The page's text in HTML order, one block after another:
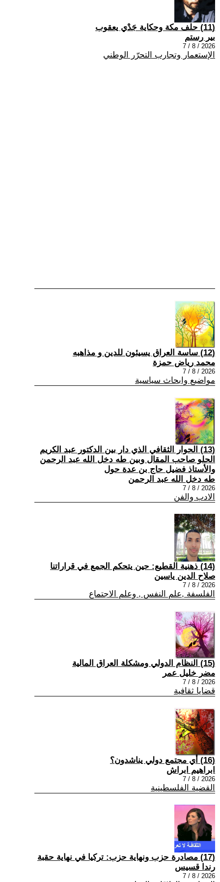
(11) حلف مكة وحكاية جَدْي يعقوب
بير رستم
2026 / 8 / 7
الإستعمار وتجارب التحرّر الوطني
(12) ساسة العراق يسيئون للدين و مذاهبه
محمد رياض حمزة
2026 / 8 / 7
مواضيع وابحاث سياسية
(13) الحوار الثقافي الذي دار بين الدكتور عبد الكريم
الحلو صاحب المقال وبين طه دخل الله عبد الرحمن
والأستاذ فضيل حاج بن عدة حول
طه دخل الله عبد الرحمن
2026 / 8 / 7
الادب والفن
(14) ذهنية القطيع: حين يتحكم الجمع في قراراتنا
صلاح الدين ياسين
2026 / 8 / 7
الفلسفة ,علم النفس , وعلم الاجتماع
(15) النظام الدولي ومشكلة العراق المالية
مضر خليل عمر
2026 / 8 / 7
قضايا ثقافية
(16) أي مجتمع دولي يناشدون؟
ابراهيم ابراش
2026 / 8 / 7
القضية الفلسطينية
(17) مصادرة حزب ونهاية حزب: تركيا في نهاية حقبة
رندا قسيس
2026 / 8 / 7